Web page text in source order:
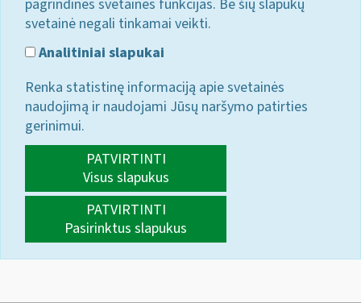
pagrindines svetainės funkcijas. Be šių slapukų
svetainė negali tinkamai veikti.
Analitiniai slapukai
Renka statistinę informaciją apie svetainės
naudojimą ir naudojami Jūsų naršymo patirties
gerinimui.
PATVIRTINTI
Visus slapukus
PATVIRTINTI
Pasirinktus slapukus